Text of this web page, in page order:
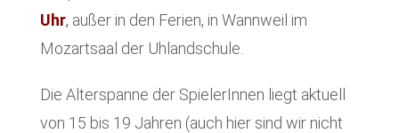
Uhr, außer in den Ferien, in Wannweil im
Mozartsaal der Uhlandschule.
Die Alterspanne der SpielerInnen liegt aktuell
von 15 bis 19 Jahren (auch hier sind wir nicht